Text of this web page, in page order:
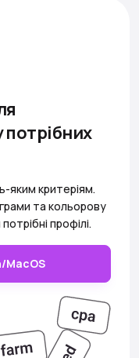
яким критеріям.
та кольорову
профілі.
MacOS